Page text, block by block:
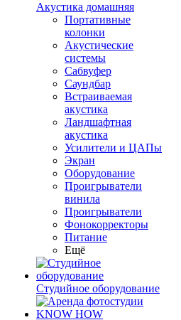
Акустика домашняя
Портативные
колонки
Акустические
системы
Сабвуфер
Саундбар
Встраиваемая
акустика
Ландшафтная
акустика
Усилители и ЦАПы
Экран
Оборудование
Проигрыватели
винила
Проигрыватели
Фонокорректоры
Питание
Ещё
Студийное оборудование